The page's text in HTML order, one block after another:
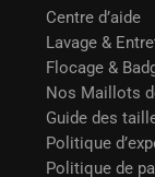
Centre d’aide
Lavage &
Flocage &
Nos Maillots
Guide des
Politique
Politique de